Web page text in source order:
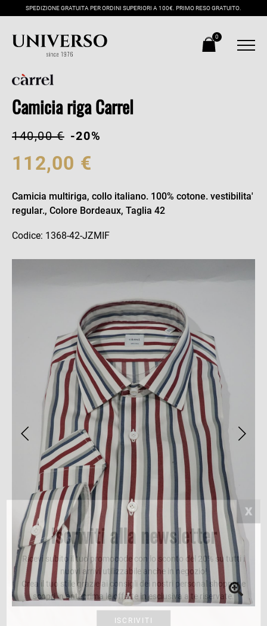
SPEDIZIONE GRATUITA PER ORDINI SUPERIORI A 100€. PRIMO RESO GRATUITO.
0
Camicia riga Carrel
140,00 € -20%
112,00 €
Camicia multiriga, collo italiano. 100% cotone. vestibilita'
regular., Colore Bordeaux, Taglia 42
Codice: 1368-42-JZMIF
Iscriviti alla newsletter
Ricevi subito il tuo promocode con lo sconto del 20% su tutti i
nuovi arrivi utilizzabile anche in negozio!
Crea il tuo stile grazie ai consigli dei nostri personal shopper e
scopri in anteprima le offerte in esclusiva a te riservate.
ISCRIVITI